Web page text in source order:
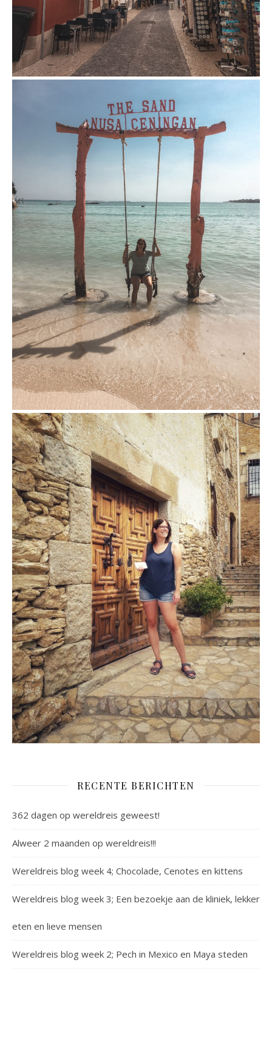
RECENTE BERICHTEN
362 dagen op wereldreis geweest!
Alweer 2 maanden op wereldreis!!!
Wereldreis blog week 4; Chocolade, Cenotes en kittens
Wereldreis blog week 3; Een bezoekje aan de kliniek, lekker
eten en lieve mensen
Wereldreis blog week 2; Pech in Mexico en Maya steden